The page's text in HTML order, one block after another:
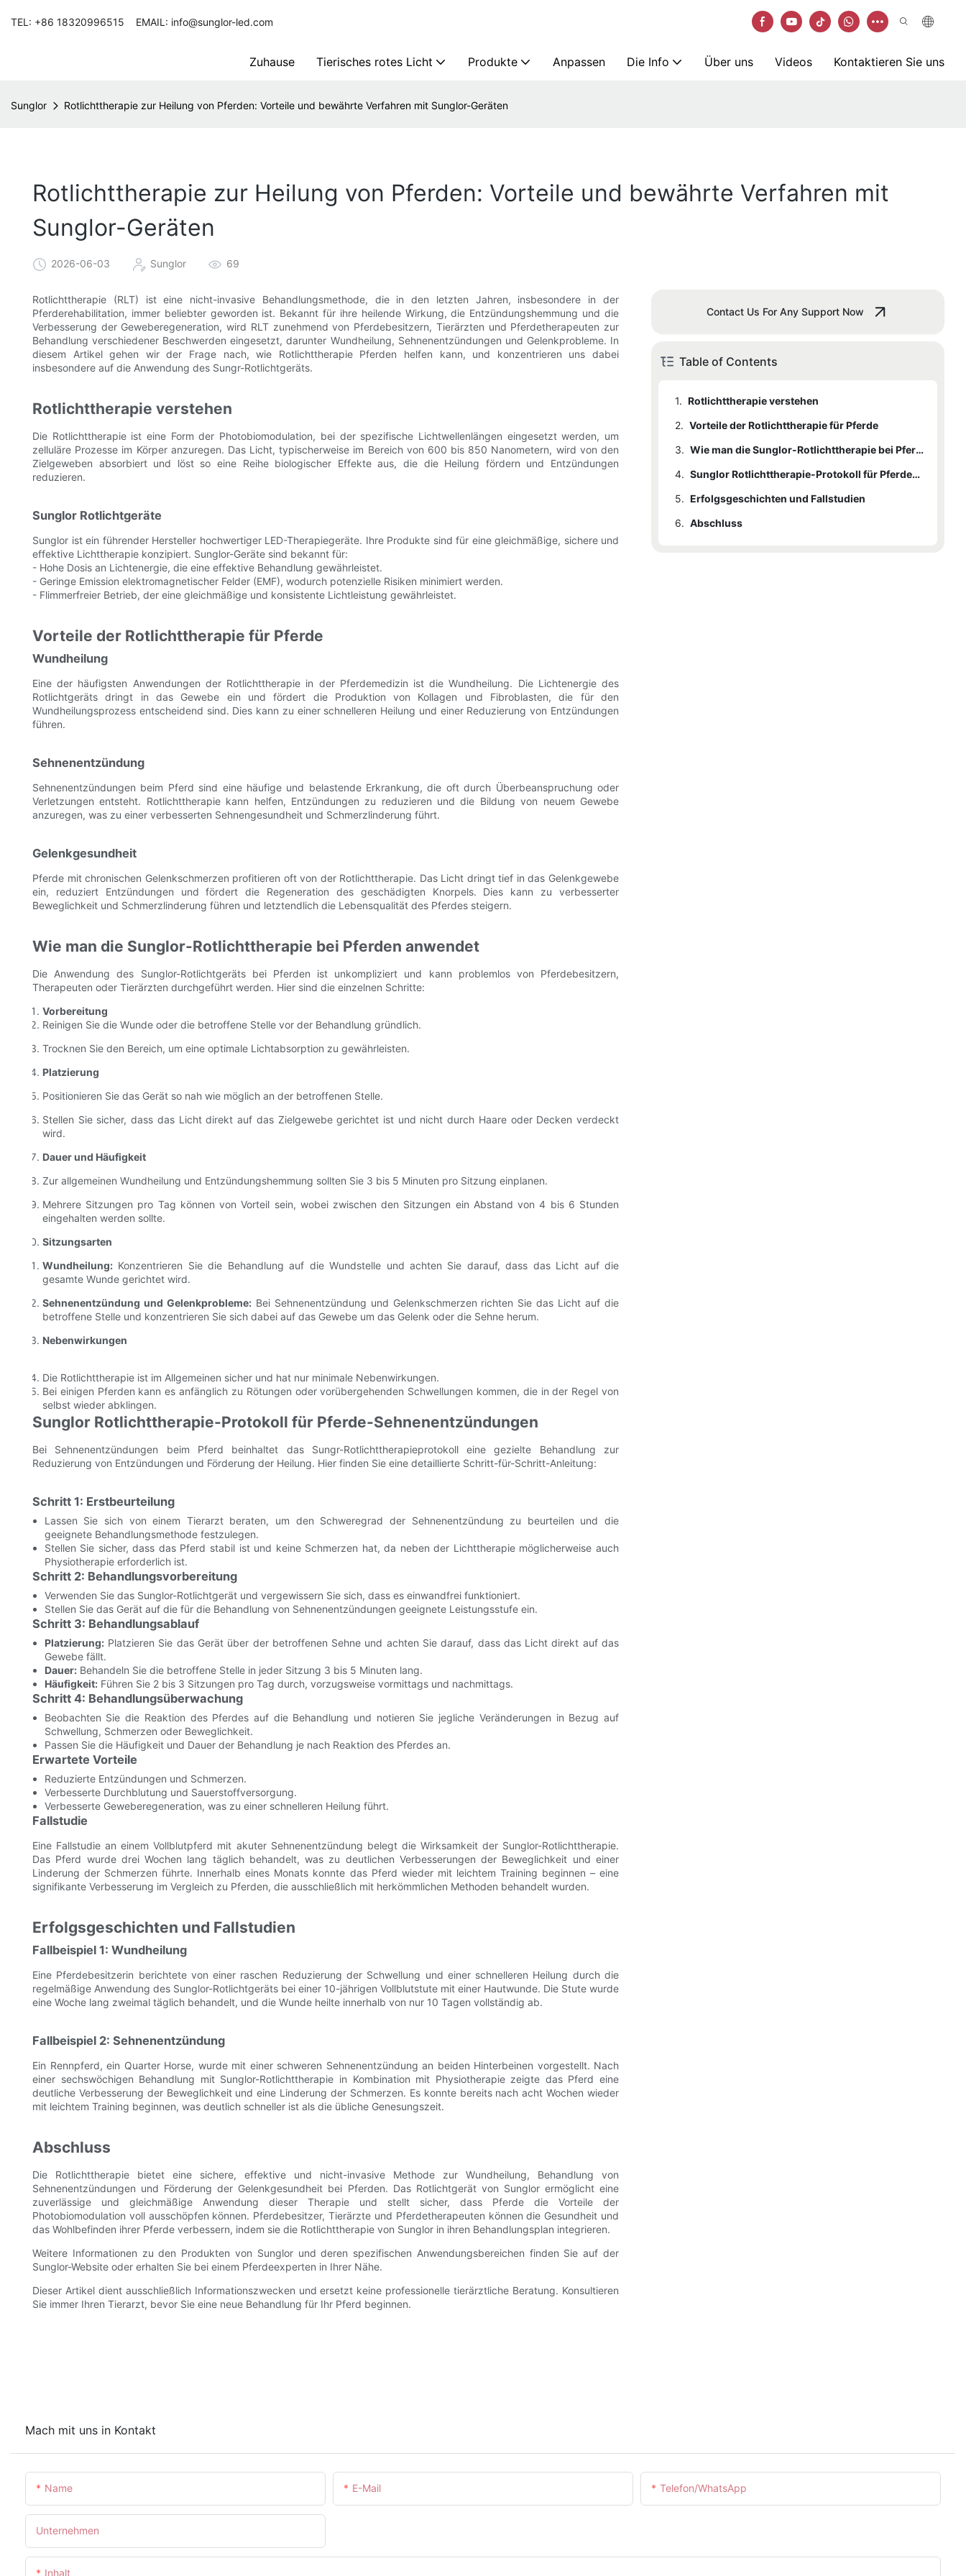
TEL: +86 18320996515 EMAIL: info@sunglor-led.com
Zuhause Tierisches rotes Licht Produkte Anpassen Die Info Über uns Videos Kontaktieren Sie uns
Sunglor Rotlichttherapie zur Heilung von Pferden: Vorteile und bewährte Verfahren mit Sunglor-Geräten
Rotlichttherapie zur Heilung von Pferden: Vorteile und bewährte Verfahren mit
Sunglor-Geräten
2026-06-03 Sunglor 69
Rotlichttherapie (RLT) ist eine nicht-invasive Behandlungsmethode, die in den letzten Jahren, insbesondere in der
Pferderehabilitation, immer beliebter geworden ist. Bekannt für ihre heilende Wirkung, die Entzündungshemmung und die
Verbesserung der Geweberegeneration, wird RLT zunehmend von Pferdebesitzern, Tierärzten und Pferdetherapeuten zur
Behandlung verschiedener Beschwerden eingesetzt, darunter Wundheilung, Sehnenentzündungen und Gelenkprobleme. In
diesem Artikel gehen wir der Frage nach, wie Rotlichttherapie Pferden helfen kann, und konzentrieren uns dabei
insbesondere auf die Anwendung des Sungr-Rotlichtgeräts.
Rotlichttherapie verstehen
Die Rotlichttherapie ist eine Form der Photobiomodulation, bei der spezifische Lichtwellenlängen eingesetzt werden, um
zelluläre Prozesse im Körper anzuregen. Das Licht, typischerweise im Bereich von 600 bis 850 Nanometern, wird von den
Zielgeweben absorbiert und löst so eine Reihe biologischer Effekte aus, die die Heilung fördern und Entzündungen
reduzieren.
Sunglor Rotlichtgeräte
Sunglor ist ein führender Hersteller hochwertiger LED-Therapiegeräte. Ihre Produkte sind für eine gleichmäßige, sichere und
effektive Lichttherapie konzipiert. Sunglor-Geräte sind bekannt für:
- Hohe Dosis an Lichtenergie, die eine effektive Behandlung gewährleistet.
- Geringe Emission elektromagnetischer Felder (EMF), wodurch potenzielle Risiken minimiert werden.
- Flimmerfreier Betrieb, der eine gleichmäßige und konsistente Lichtleistung gewährleistet.
Vorteile der Rotlichttherapie für Pferde
Wundheilung
Eine der häufigsten Anwendungen der Rotlichttherapie in der Pferdemedizin ist die Wundheilung. Die Lichtenergie des
Rotlichtgeräts dringt in das Gewebe ein und fördert die Produktion von Kollagen und Fibroblasten, die für den
Wundheilungsprozess entscheidend sind. Dies kann zu einer schnelleren Heilung und einer Reduzierung von Entzündungen
führen.
Sehnenentzündung
Sehnenentzündungen beim Pferd sind eine häufige und belastende Erkrankung, die oft durch Überbeanspruchung oder
Verletzungen entsteht. Rotlichttherapie kann helfen, Entzündungen zu reduzieren und die Bildung von neuem Gewebe
anzuregen, was zu einer verbesserten Sehnengesundheit und Schmerzlinderung führt.
Gelenkgesundheit
Pferde mit chronischen Gelenkschmerzen profitieren oft von der Rotlichttherapie. Das Licht dringt tief in das Gelenkgewebe
ein, reduziert Entzündungen und fördert die Regeneration des geschädigten Knorpels. Dies kann zu verbesserter
Beweglichkeit und Schmerzlinderung führen und letztendlich die Lebensqualität des Pferdes steigern.
Wie man die Sunglor-Rotlichttherapie bei Pferden anwendet
Die Anwendung des Sunglor-Rotlichtgeräts bei Pferden ist unkompliziert und kann problemlos von Pferdebesitzern,
Therapeuten oder Tierärzten durchgeführt werden. Hier sind die einzelnen Schritte:
Vorbereitung
Reinigen Sie die Wunde oder die betroffene Stelle vor der Behandlung gründlich.
Trocknen Sie den Bereich, um eine optimale Lichtabsorption zu gewährleisten.
Platzierung
Positionieren Sie das Gerät so nah wie möglich an der betroffenen Stelle.
Stellen Sie sicher, dass das Licht direkt auf das Zielgewebe gerichtet ist und nicht durch Haare oder Decken verdeckt
wird.
Dauer und Häufigkeit
Zur allgemeinen Wundheilung und Entzündungshemmung sollten Sie 3 bis 5 Minuten pro Sitzung einplanen.
Mehrere Sitzungen pro Tag können von Vorteil sein, wobei zwischen den Sitzungen ein Abstand von 4 bis 6 Stunden
eingehalten werden sollte.
Sitzungsarten
Wundheilung: Konzentrieren Sie die Behandlung auf die Wundstelle und achten Sie darauf, dass das Licht auf die
gesamte Wunde gerichtet wird.
Sehnenentzündung und Gelenkprobleme:Bei Sehnenentzündung und Gelenkschmerzen richten Sie das Licht auf die
betroffene Stelle und konzentrieren Sie sich dabei auf das Gewebe um das Gelenk oder die Sehne herum.
Nebenwirkungen
Die Rotlichttherapie ist im Allgemeinen sicher und hat nur minimale Nebenwirkungen.
Bei einigen Pferden kann es anfänglich zu Rötungen oder vorübergehenden Schwellungen kommen, die in der Regel von
selbst wieder abklingen.
Sunglor Rotlichttherapie-Protokoll für Pferde-Sehnenentzündungen
Bei Sehnenentzündungen beim Pferd beinhaltet das Sungr-Rotlichttherapieprotokoll eine gezielte Behandlung zur
Reduzierung von Entzündungen und Förderung der Heilung. Hier finden Sie eine detaillierte Schritt-für-Schritt-Anleitung:
Schritt 1: Erstbeurteilung
Lassen Sie sich von einem Tierarzt beraten, um den Schweregrad der Sehnenentzündung zu beurteilen und die
geeignete Behandlungsmethode festzulegen.
Stellen Sie sicher, dass das Pferd stabil ist und keine Schmerzen hat, da neben der Lichttherapie möglicherweise auch
Physiotherapie erforderlich ist.
Schritt 2: Behandlungsvorbereitung
Verwenden Sie das Sunglor-Rotlichtgerät und vergewissern Sie sich, dass es einwandfrei funktioniert.
Stellen Sie das Gerät auf die für die Behandlung von Sehnenentzündungen geeignete Leistungsstufe ein.
Schritt 3: Behandlungsablauf
Platzierung:Platzieren Sie das Gerät über der betroffenen Sehne und achten Sie darauf, dass das Licht direkt auf das
Gewebe fällt.
Dauer:Behandeln Sie die betroffene Stelle in jeder Sitzung 3 bis 5 Minuten lang.
Häufigkeit:Führen Sie 2 bis 3 Sitzungen pro Tag durch, vorzugsweise vormittags und nachmittags.
Schritt 4: Behandlungsüberwachung
Beobachten Sie die Reaktion des Pferdes auf die Behandlung und notieren Sie jegliche Veränderungen in Bezug auf
Schwellung, Schmerzen oder Beweglichkeit.
Passen Sie die Häufigkeit und Dauer der Behandlung je nach Reaktion des Pferdes an.
Erwartete Vorteile
Reduzierte Entzündungen und Schmerzen.
Verbesserte Durchblutung und Sauerstoffversorgung.
Verbesserte Geweberegeneration, was zu einer schnelleren Heilung führt.
Fallstudie
Eine Fallstudie an einem Vollblutpferd mit akuter Sehnenentzündung belegt die Wirksamkeit der Sunglor-Rotlichttherapie.
Das Pferd wurde drei Wochen lang täglich behandelt, was zu deutlichen Verbesserungen der Beweglichkeit und einer
Linderung der Schmerzen führte. Innerhalb eines Monats konnte das Pferd wieder mit leichtem Training beginnen – eine
signifikante Verbesserung im Vergleich zu Pferden, die ausschließlich mit herkömmlichen Methoden behandelt wurden.
Erfolgsgeschichten und Fallstudien
Fallbeispiel 1: Wundheilung
Eine Pferdebesitzerin berichtete von einer raschen Reduzierung der Schwellung und einer schnelleren Heilung durch die
regelmäßige Anwendung des Sunglor-Rotlichtgeräts bei einer 10-jährigen Vollblutstute mit einer Hautwunde. Die Stute wurde
eine Woche lang zweimal täglich behandelt, und die Wunde heilte innerhalb von nur 10 Tagen vollständig ab.
Fallbeispiel 2: Sehnenentzündung
Ein Rennpferd, ein Quarter Horse, wurde mit einer schweren Sehnenentzündung an beiden Hinterbeinen vorgestellt. Nach
einer sechswöchigen Behandlung mit Sunglor-Rotlichttherapie in Kombination mit Physiotherapie zeigte das Pferd eine
deutliche Verbesserung der Beweglichkeit und eine Linderung der Schmerzen. Es konnte bereits nach acht Wochen wieder
mit leichtem Training beginnen, was deutlich schneller ist als die übliche Genesungszeit.
Abschluss
Die Rotlichttherapie bietet eine sichere, effektive und nicht-invasive Methode zur Wundheilung, Behandlung von
Sehnenentzündungen und Förderung der Gelenkgesundheit bei Pferden. Das Rotlichtgerät von Sunglor ermöglicht eine
zuverlässige und gleichmäßige Anwendung dieser Therapie und stellt sicher, dass Pferde die Vorteile der
Photobiomodulation voll ausschöpfen können. Pferdebesitzer, Tierärzte und Pferdetherapeuten können die Gesundheit und
das Wohlbefinden ihrer Pferde verbessern, indem sie die Rotlichttherapie von Sunglor in ihren Behandlungsplan integrieren.
Weitere Informationen zu den Produkten von Sunglor und deren spezifischen Anwendungsbereichen finden Sie auf der
Sunglor-Website oder erhalten Sie bei einem Pferdeexperten in Ihrer Nähe.
Dieser Artikel dient ausschließlich Informationszwecken und ersetzt keine professionelle tierärztliche Beratung. Konsultieren
Sie immer Ihren Tierarzt, bevor Sie eine neue Behandlung für Ihr Pferd beginnen.
Contact Us For Any Support Now
Table of Contents
1. Rotlichttherapie verstehen
1.1 Sunglor Rotlichtgeräte
2. Vorteile der Rotlichttherapie für Pferde
2.1 Wundheilung
2.2 Sehnenentzündung
2.3 Gelenkgesundheit
3.
Wie man die Sunglor-Rotlichttherapie bei Pferden anwendet
4.
Sunglor Rotlichttherapie-Protokoll für Pferde-Sehnenentzündungen
4.1 Schritt 1: Erstbeurteilung
4.2 Schritt 2: Behandlungsvorbereitung
5. Erfolgsgeschichten und Fallstudien
5.1 Fallbeispiel 1: Wundheilung
6. Abschluss
Mach mit uns in Kontakt
Name E-Mail Telefon/WhatsApp
Unternehmen
Inhalt